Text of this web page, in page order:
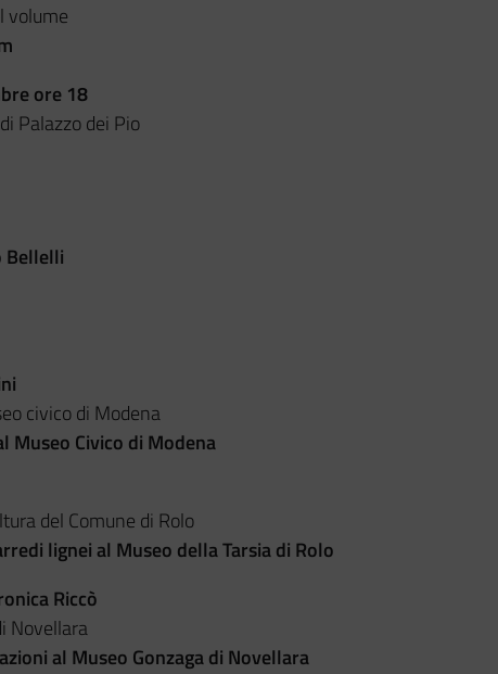
volume
ore 18
Palazzo dei Pio
Bellelli
civico di Modena
Museo Civico di Modena
del Comune di Rolo
lignei al Museo della Tarsia di Rolo
Riccò
Novellara
al Museo Gonzaga di Novellara